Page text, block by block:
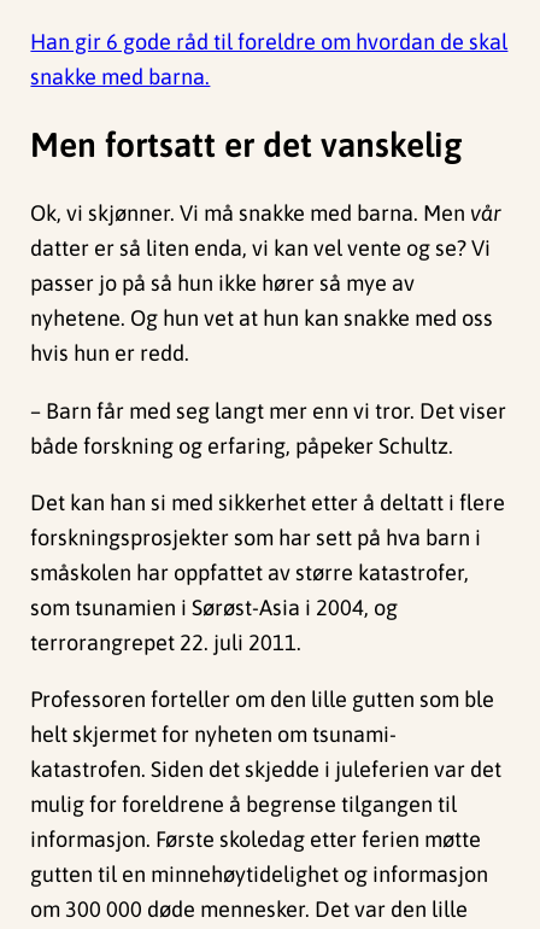
Han gir 6 gode råd til foreldre om hvordan de skal
snakke med barna.
Men fortsatt er det vanskelig
Ok, vi skjønner. Vi må snakke med barna. Men vår
datter er så liten enda, vi kan vel vente og se? Vi
passer jo på så hun ikke hører så mye av
nyhetene. Og hun vet at hun kan snakke med oss
hvis hun er redd.
– Barn får med seg langt mer enn vi tror. Det viser
både forskning og erfaring, påpeker Schultz.
Det kan han si med sikkerhet etter å deltatt i flere
forskningsprosjekter som har sett på hva barn i
småskolen har oppfattet av større katastrofer,
som tsunamien i Sørøst-Asia i 2004, og
terrorangrepet 22. juli 2011.
Professoren forteller om den lille gutten som ble
helt skjermet for nyheten om tsunami-
katastrofen. Siden det skjedde i juleferien var det
mulig for foreldrene å begrense tilgangen til
informasjon. Første skoledag etter ferien møtte
gutten til en minnehøytidelighet og informasjon
om 300 000 døde mennesker. Det var den lille